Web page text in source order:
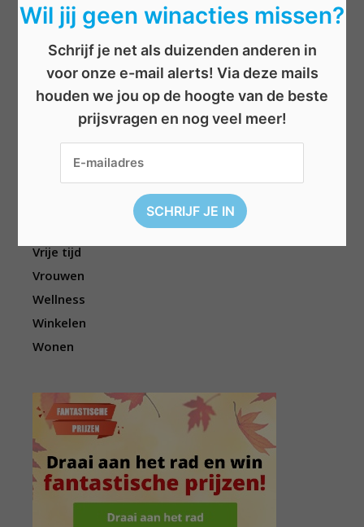
Kinderen
Overige
Televisie
Topwedstrijden
Vrije tijd
Vrouwen
Wellness
Winkelen
Wonen
Wil jij geen winacties missen?
Schrijf je net als duizenden anderen in
voor onze e-mail alerts! Via deze mails
houden we jou op de hoogte van de beste
prijsvragen en nog veel meer!